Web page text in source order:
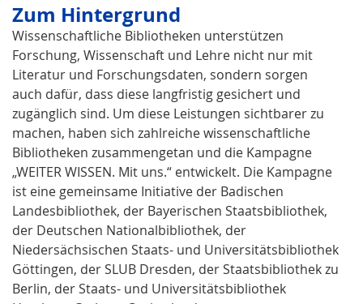
Zum Hintergrund
Wissenschaftliche Bibliotheken unterstützen
Forschung, Wissenschaft und Lehre nicht nur mit
Literatur und Forschungsdaten, sondern sorgen
auch dafür, dass diese langfristig gesichert und
zugänglich sind. Um diese Leistungen sichtbarer zu
machen, haben sich zahlreiche wissenschaftliche
Bibliotheken zusammengetan und die Kampagne
„WEITER WISSEN. Mit uns.“ entwickelt. Die Kampagne
ist eine gemeinsame Initiative der Badischen
Landesbibliothek, der Bayerischen Staatsbibliothek,
der Deutschen Nationalbibliothek, der
Niedersächsischen Staats- und Universitätsbibliothek
Göttingen, der SLUB Dresden, der Staatsbibliothek zu
Berlin, der Staats- und Universitätsbibliothek